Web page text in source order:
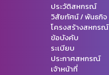
ประวัติสหกรณ์
วิสัยทัศน์ / พันธกิจ
โครงสร้างสหกรณ์
ข้อบังคับ
ระเบียบ
ประกาศสหกรณ์
เจ้าหน้าที่